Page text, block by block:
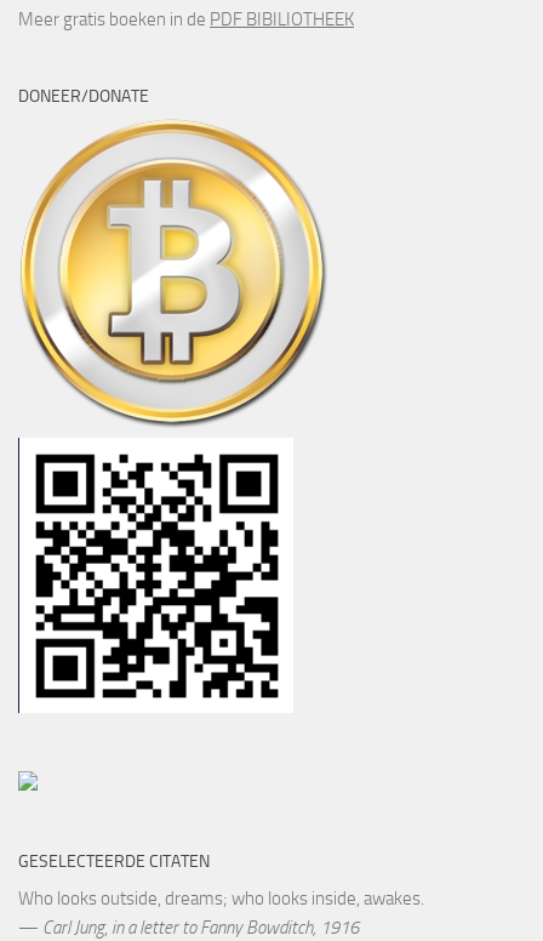
Meer gratis boeken in de PDF BIBILIOTHEEK
DONEER/DONATE
GESELECTEERDE CITATEN
Who looks outside, dreams; who looks inside, awakes.
— Carl Jung, in a letter to Fanny Bowditch, 1916